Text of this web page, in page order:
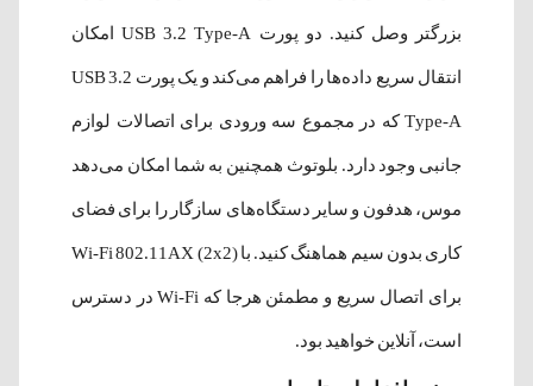
بزرگتر وصل کنید. دو پورت USB 3.2 Type-A امکان
انتقال سریع داده‌ها را فراهم می‌کند و یک پورت USB 3.2
Type-A که در مجموع سه ورودی برای اتصالات لوازم
جانبی وجود دارد. بلوتوث همچنین به شما امکان می‌دهد
موس، هدفون و سایر دستگاه‌های سازگار را برای فضای
کاری بدون سیم هماهنگ کنید. با Wi-Fi 802.11AX (2x2)
برای اتصال سریع و مطمئن هرجا که Wi-Fi در دسترس
است، آنلاین خواهید بود.